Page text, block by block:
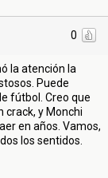
0
la atención la
Puede
fútbol. Creo que
crack, y Monchi
en años. Vamos,
los sentidos.